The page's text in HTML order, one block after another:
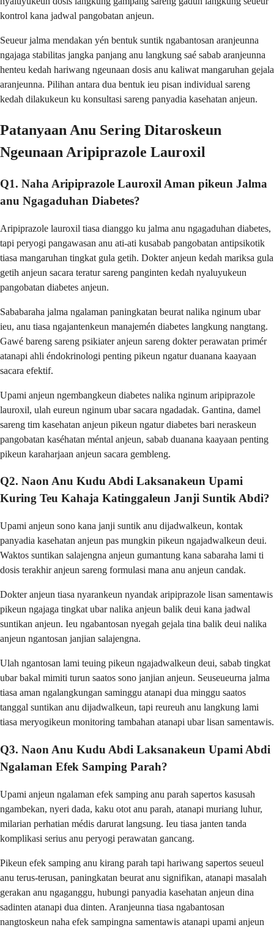
kontrol kana jadwal pangobatan anjeun.
Seueur jalma mendakan yén bentuk suntik ngabantosan aranjeunna
ngajaga stabilitas jangka panjang anu langkung saé sabab aranjeunna
henteu kedah hariwang ngeunaan dosis anu kaliwat mangaruhan gejala
aranjeunna. Pilihan antara dua bentuk ieu pisan individual sareng
kedah dilakukeun ku konsultasi sareng panyadia kasehatan anjeun.
Patanyaan Anu Sering Ditaroskeun
Ngeunaan Aripiprazole Lauroxil
Q1. Naha Aripiprazole Lauroxil Aman pikeun Jalma
anu Ngagaduhan Diabetes?
Aripiprazole lauroxil tiasa dianggo ku jalma anu ngagaduhan diabetes,
tapi peryogi pangawasan anu ati-ati kusabab pangobatan antipsikotik
tiasa mangaruhan tingkat gula getih. Dokter anjeun kedah mariksa gula
getih anjeun sacara teratur sareng panginten kedah nyaluyukeun
pangobatan diabetes anjeun.
Sababaraha jalma ngalaman paningkatan beurat nalika nginum ubar
ieu, anu tiasa ngajantenkeun manajemén diabetes langkung nangtang.
Gawé bareng sareng psikiater anjeun sareng dokter perawatan primér
atanapi ahli éndokrinologi penting pikeun ngatur duanana kaayaan
sacara efektif.
Upami anjeun ngembangkeun diabetes nalika nginum aripiprazole
lauroxil, ulah eureun nginum ubar sacara ngadadak. Gantina, damel
sareng tim kasehatan anjeun pikeun ngatur diabetes bari neraskeun
pangobatan kaséhatan méntal anjeun, sabab duanana kaayaan penting
pikeun karaharjaan anjeun sacara gembleng.
Q2. Naon Anu Kudu Abdi Laksanakeun Upami
Kuring Teu Kahaja Katinggaleun Janji Suntik Abdi?
Upami anjeun sono kana janji suntik anu dijadwalkeun, kontak
panyadia kasehatan anjeun pas mungkin pikeun ngajadwalkeun deui.
Waktos suntikan salajengna anjeun gumantung kana sabaraha lami ti
dosis terakhir anjeun sareng formulasi mana anu anjeun candak.
Dokter anjeun tiasa nyarankeun nyandak aripiprazole lisan samentawis
pikeun ngajaga tingkat ubar nalika anjeun balik deui kana jadwal
suntikan anjeun. Ieu ngabantosan nyegah gejala tina balik deui nalika
anjeun ngantosan janjian salajengna.
Ulah ngantosan lami teuing pikeun ngajadwalkeun deui, sabab tingkat
ubar bakal mimiti turun saatos sono janjian anjeun. Seuseueurna jalma
tiasa aman ngalangkungan saminggu atanapi dua minggu saatos
tanggal suntikan anu dijadwalkeun, tapi reureuh anu langkung lami
tiasa meryogikeun monitoring tambahan atanapi ubar lisan samentawis.
Q3. Naon Anu Kudu Abdi Laksanakeun Upami Abdi
Ngalaman Efek Samping Parah?
Upami anjeun ngalaman efek samping anu parah sapertos kasusah
ngambekan, nyeri dada, kaku otot anu parah, atanapi muriang luhur,
milarian perhatian médis darurat langsung. Ieu tiasa janten tanda
komplikasi serius anu peryogi perawatan gancang.
Pikeun efek samping anu kirang parah tapi hariwang sapertos seueul
anu terus-terusan, paningkatan beurat anu signifikan, atanapi masalah
gerakan anu ngaganggu, hubungi panyadia kasehatan anjeun dina
sadinten atanapi dua dinten. Aranjeunna tiasa ngabantosan
nangtoskeun naha efek sampingna samentawis atanapi upami anjeun